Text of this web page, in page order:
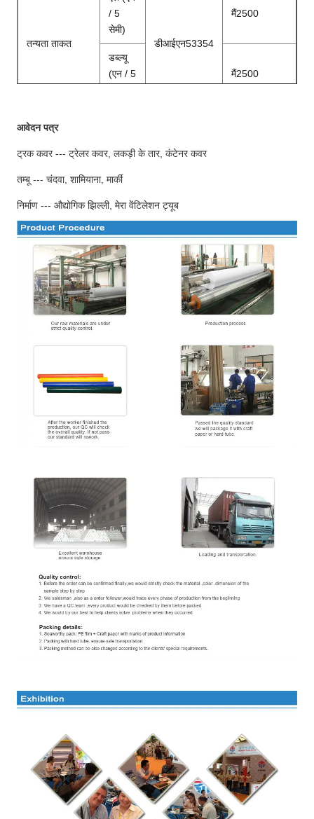
तन्यता ताकत
/ 5
सेमी)
डीआईएन53354
मैं2500
डब्ल्यू
(एन / 5
मैं2500
सेमी)
डब्ल्यू
सेमी)
छीलने की ताकत
एन/5
सेमी
डीआईएन53357 मैं 80
तापमान प्रतिरोध ℃ डीआईएन53372 मैं20मैं70
चौड़ाई एम 1.02 मैं3.20
मुद्रण क्षमता)
आवेदन पत्र
ट्रक कवर --- ट्रेलर कवर, लकड़ी के तार, कंटेनर कवर
तम्बू --- चंदवा, शामियाना, मार्की
निर्माण --- औद्योगिक झिल्ली, मेरा वेंटिलेशन ट्यूब